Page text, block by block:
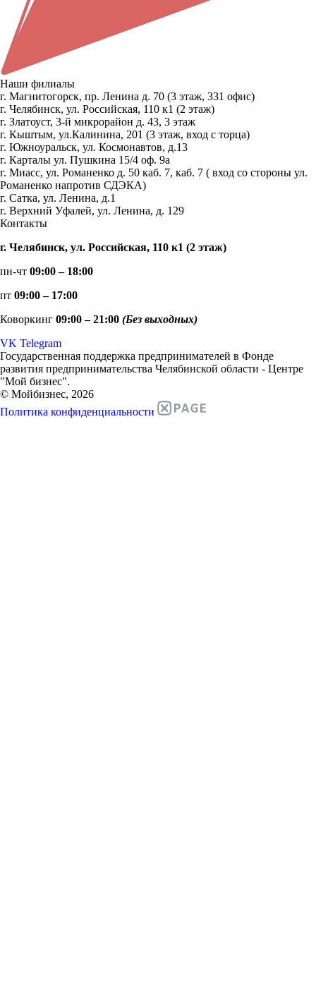
Наши филиалы
г. Магнитогорск, пр. Ленина д. 70 (3 этаж, 331 офис)
г. Челябинск, ул. Российская, 110 к1 (2 этаж)
г. Златоуст, 3-й микрорайон д. 43, 3 этаж
г. Кыштым, ул.Калинина, 201 (3 этаж, вход с торца)
г. Южноуральск, ул. Космонавтов, д.13
г. Карталы ул. Пушкина 15/4 оф. 9а
г. Миасс, ул. Романенко д. 50 каб. 7, каб. 7 ( вход со стороны ул.
Романенко напротив СДЭКА)
г. Сатка, ул. Ленина, д.1
г. Верхний Уфалей, ул. Ленина, д. 129
Контакты
г. Челябинск, ул. Российская, 110 к1 (2 этаж)
пн-чт 09:00 – 18:00
пт 09:00 – 17:00
Коворкинг 09:00 – 21:00 (Без выходных)
VK Telegram
Государственная поддержка предпринимателей в Фонде
развития предпринимательства Челябинской области - Центре
"Мой бизнес".
© Мойбизнес, 2026
Политика конфиденциальности